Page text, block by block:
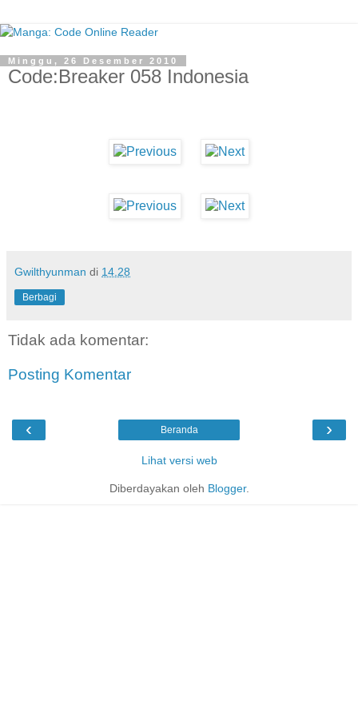
Minggu, 26 Desember 2010
Code:Breaker 058 Indonesia
Gwilthyunman di 14.28
Berbagi
Tidak ada komentar:
Posting Komentar
‹ ›
Beranda
Lihat versi web
Diberdayakan oleh Blogger.